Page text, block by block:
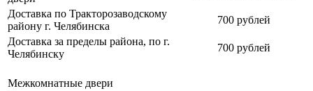
Доставка по Тракторозаводскому
району г. Челябинска
700 рублей
Доставка за пределы района, по г.
Челябинску
700 рублей
Межкомнатные двери